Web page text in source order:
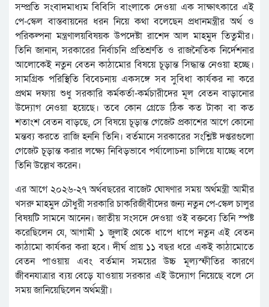
সম্প্রতি সংবাদমাধ্যম বিবিসি বাংলাকে দেওয়া এক সাক্ষাৎকারে এই
পে-স্কেল বাস্তবায়নের ধরন নিয়ে কথা বলেছেন প্রধানমন্ত্রীর অর্থ ও
পরিকল্পনা মন্ত্রণালয়বিষয়ক উপদেষ্টা রাশেদ আল মাহমুদ তিতুমীর।
তিনি জানান, সরকারের নির্বাচনি প্রতিশ্রুতি ও রাজনৈতিক নির্দেশনার
আলোকেই নতুন বেতন কাঠামোর বিষয়ে চূড়ান্ত সিদ্ধান্ত নেওয়া হচ্ছে।
সামগ্রিক পরিস্থিতি বিবেচনায় একসঙ্গে সব সুবিধা কার্যকর না করে
প্রথম দফায় শুধু সরকারি কর্মকর্তা-কর্মচারীদের মূল বেতন বাড়ানোর
উদ্যোগ নেওয়া হয়েছে। তবে কোন গ্রেডে ঠিক কত টাকা বা কত
শতাংশ বেতন বাড়ছে, সে বিষয়ে চূড়ান্ত গেজেট প্রকাশের আগে কোনো
মন্তব্য করতে রাজি হননি তিনি। বর্তমানে সরকারের সংশ্লিষ্ট দপ্তরগুলো
গেজেট চূড়ান্ত করার লক্ষ্যে নিবিড়ভাবে পর্যালোচনা চালিয়ে যাচ্ছে বলে
তিনি উল্লেখ করেন।
এর আগে ২০২৬-২৭ অর্থবছরের বাজেট ঘোষণার সময় অর্থমন্ত্রী আমীর
খসরু মাহমুদ চৌধুরী সরকারি চাকরিজীবীদের জন্য নতুন পে-স্কেল চালুর
বিষয়টি সামনে আনেন। জাতীয় সংসদে দেওয়া ওই বক্তব্যে তিনি স্পষ্ট
করেছিলেন যে, আগামী ১ জুলাই থেকে ধাপে ধাপে নতুন এই বেতন
কাঠামো কার্যকর করা হবে। দীর্ঘ প্রায় ১১ বছর ধরে একই কাঠামোতে
বেতন পাওয়ায় এবং বর্তমান সময়ের উচ্চ মূল্যস্ফীতির কারণে
জীবনযাত্রার ব্যয় বেড়ে যাওয়ায় সরকার এই উদ্যোগ নিয়েছে বলে সে
সময় জানিয়েছিলেন অর্থমন্ত্রী।